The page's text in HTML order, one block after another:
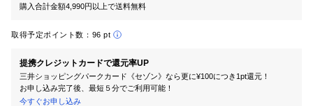
購入合計金額4,990円以上で送料無料
取得予定ポイント数： 96 pt
提携クレジットカードで還元率UP
三井ショッピングパークカード《セゾン》なら更に¥100につき1pt還元！
お申し込み完了後、最短５分でご利用可能！
今すぐお申し込み